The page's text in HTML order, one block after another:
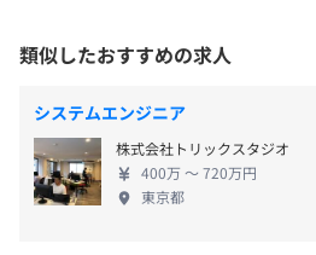
作成/ベンダーコントロール
◆官公庁向け事業者申請システム
業務：進捗管理/推進支援/議事録
◆大手流通サービス傘下の銀行に
【東京本社】
■JR総武快速線「新日本橋駅」よ
■東京メトロ銀座・半蔵門線「三
■東京メトロ日比谷線「小伝馬
休憩時間：12:00〜13:00（60分
って変更の可能性あり
平均残業時間：平均10時間／月
に考えながら案件を決定しています。 また
プ全体ではシステム開発企業21
エンジニア体制を持ち、大規模
用できる点も強みです。 Webシ
システムを中心に、ECサイト
受託開発、インフラ構築など幅
類似したおすすめの求人
システムエンジニア
株式会社トリックスタジオ
400万 〜 720万円
東京都